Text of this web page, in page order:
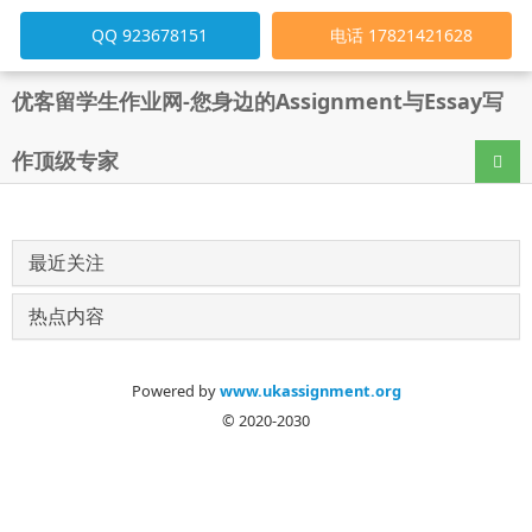
优客留学生作业网-您身边的Assignment与Essay写
作顶级专家 导航
QQ 923678151 电话 17821421628
最近关注
热点内容
Powered bywww.ukassignment.org
© 2020-2030